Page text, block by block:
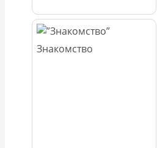
Знакомство